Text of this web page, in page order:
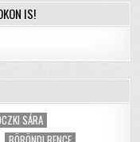
IS!
SÁRA